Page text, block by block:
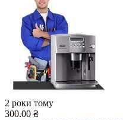
2 роки тому
300.00 ₴